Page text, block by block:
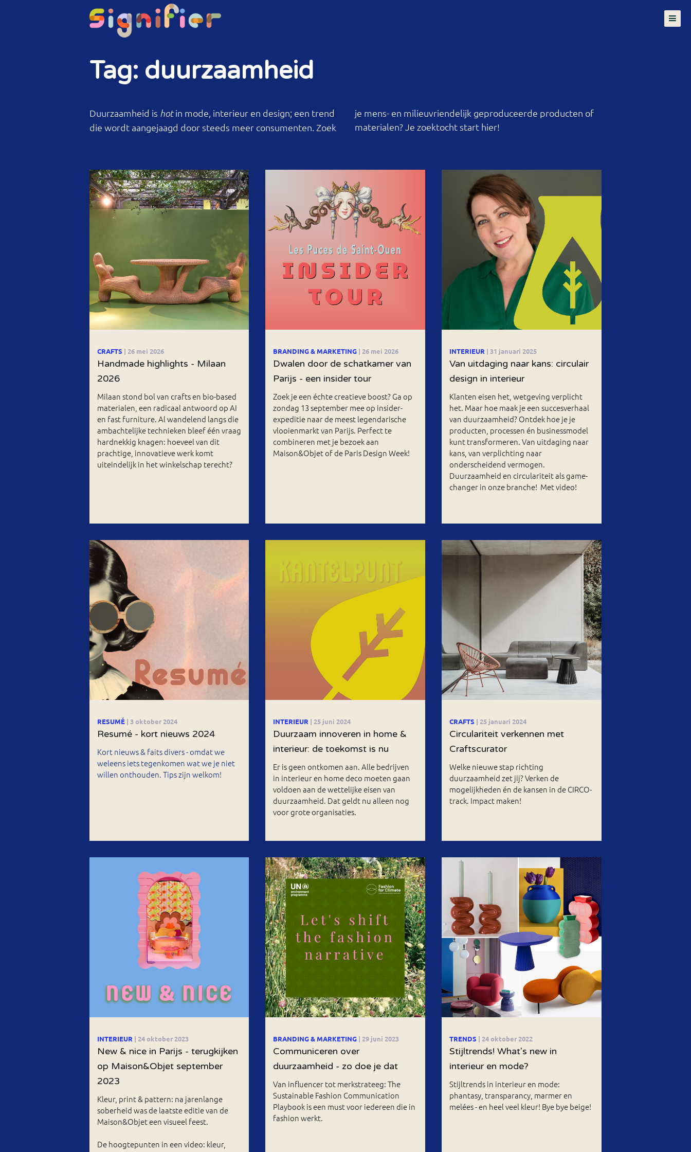
STORIES & SIGNALS
OP DE AGENDA
Tag: duurzaamheid
Duurzaamheid is hotin mode, interieur en design; een trend
die wordt aangejaagd door steeds meer consumenten. Zoek
je mens- en milieuvriendelijk geproduceerde producten of
materialen? Je zoektocht start hier!
CRAFTS | 26 mei 2026
Handmade highlights - Milaan
2026
Milaan stond bol van crafts en bio-based
materialen, een radicaal antwoord op AI
en fast furniture. Al wandelend langs die
ambachtelijke technieken bleef één vraag
hardnekkig knagen: hoeveel van dit
prachtige, innovatieve werk komt
uiteindelijk in het winkelschap terecht?
BRANDING & MARKETING | 26 mei 2026
Dwalen door de schatkamer van
Parijs - een insider tour
Zoek je een échte creatieve boost? Ga op
zondag 13 september mee op insider-
expeditie naar de meest legendarische
vlooienmarkt van Parijs. Perfect te
combineren met je bezoek aan
Maison&Objet of de Paris Design Week!
INTERIEUR | 31 januari 2025
Van uitdaging naar kans: circulair
design in interieur
Klanten eisen het, wetgeving verplicht
het. Maar hoe maak je een succesverhaal
van duurzaamheid? Ontdek hoe je je
producten, processen én businessmodel
kunt transformeren. Van uitdaging naar
kans, van verplichting naar
onderscheidend vermogen.
Duurzaamheid en circulariteit als game-
changer in onze branche! Met video!
RESUMÉ | 3 oktober 2024
Resumé - kort nieuws 2024
Kort nieuws & faits divers - omdat we
weleens iets tegenkomen wat we je niet
willen onthouden. Tips zijn welkom!
INTERIEUR | 25 juni 2024
Duurzaam innoveren in home &
interieur: de toekomst is nu
Er is geen ontkomen aan. Alle bedrijven
in interieur en home deco moeten gaan
voldoen aan de wettelijke eisen van
duurzaamheid. Dat geldt nu alleen nog
voor grote organisaties.
CRAFTS | 25 januari 2024
Circulariteit verkennen met
Craftscurator
Welke nieuwe stap richting
duurzaamheid zet jij? Verken de
mogelijkheden én de kansen in de CIRCO-
track. Impact maken!
INTERIEUR | 24 oktober 2023
New & nice in Parijs - terugkijken
op Maison&Objet september
2023
Kleur, print & pattern: na jarenlange
soberheid was de laatste editie van de
Maison&Objet een visueel feest.
De hoogtepunten in een video: kleur,
BRANDING & MARKETING | 29 juni 2023
Communiceren over
duurzaamheid - zo doe je dat
Van influencer tot merkstrateeg: The
Sustainable Fashion Communication
Playbook is een must voor iedereen die in
fashion werkt.
TRENDS | 24 oktober 2022
Stijltrends! What's new in
interieur en mode?
Stijltrends in interieur en mode:
phantasy, transparancy, marmer en
melées - en heel veel kleur! Bye bye beige!